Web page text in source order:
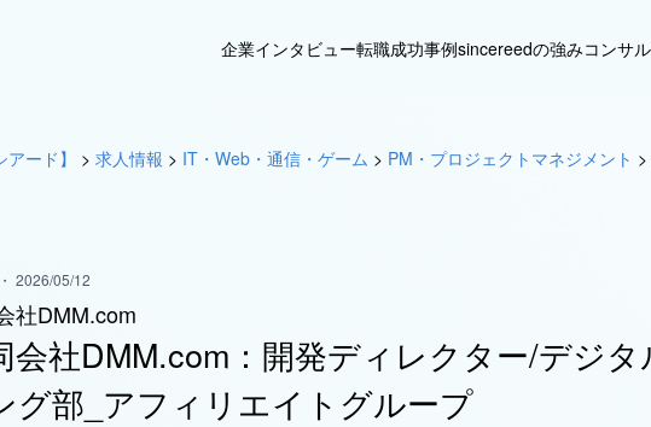
企業インタビュー転職成功事例sincereedの強みコンサ
ード】 > 求人情報 > IT・Web・通信・ゲーム > PM・プロジェクトマネジメント >
2026/05/12
社DMM.com
会社DMM.com：開発ディレクター/デジ
グ部_アフィリエイトグループ